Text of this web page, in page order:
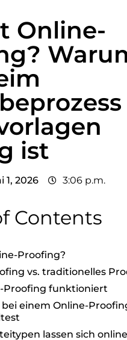
Online-
ist
1, 2026 3:06 p.m.
Contents
Proofing?
vs. traditionelles
Proofing funktioniert
einem Online-
lassen sich online